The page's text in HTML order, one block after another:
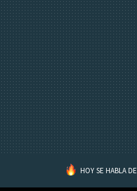
HOY SE HABLA DE